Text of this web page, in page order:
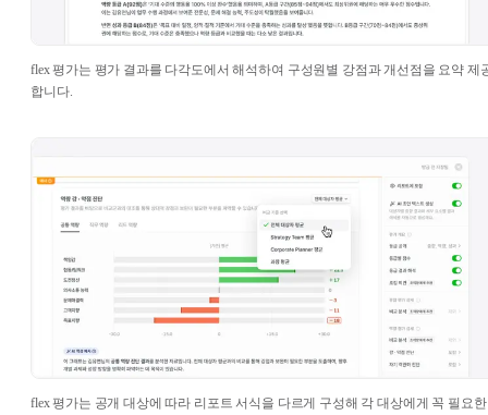
flex 평가는 평가 결과를 다각도에서 해석하여 구성원별 강점과 개선점을 요약 제
합니다.
flex 평가는 공개 대상에 따라 리포트 서식을 다르게 구성해 각 대상에게 꼭 필요한